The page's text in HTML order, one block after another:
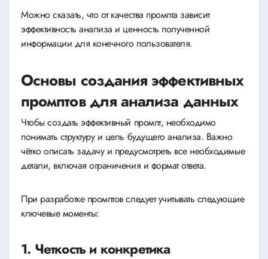
Можно сказать, что от качества промпта зависит
эффективность анализа и ценность полученной
информации для конечного пользователя.
Основы создания эффективных
промптов для анализа данных
Чтобы создать эффективный промпт, необходимо
понимать структуру и цель будущего анализа. Важно
чётко описать задачу и предусмотреть все необходимые
детали, включая ограничения и формат ответа.
При разработке промптов следует учитывать следующие
ключевые моменты:
1. Четкость и конкретика